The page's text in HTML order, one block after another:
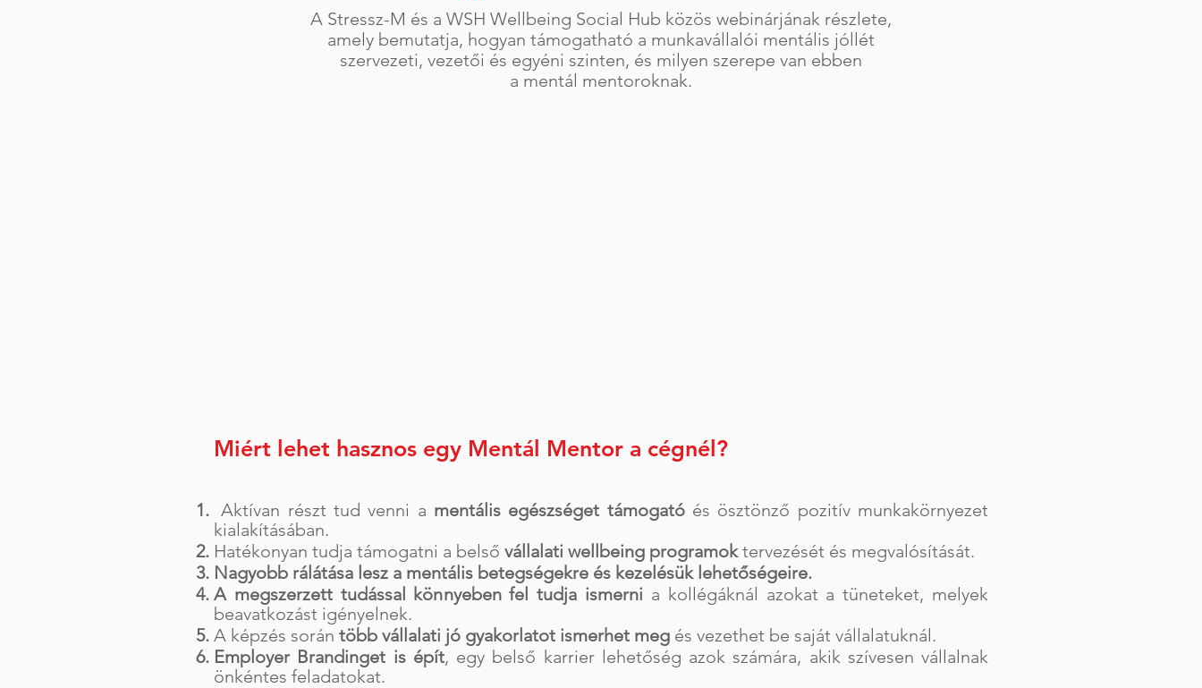
A Stressz-M és a WSH Wellbeing Social Hub közös webinárjának részlete,
amely bemutatja, hogyan támogatható a munkavállalói mentális jóllét
szervezeti, vezetői és egyéni szinten, és milyen szerepe van ebben
a mentál mentoroknak.
Miért lehet hasznos egy Mentál Mentor a cégnél?
Aktívan részt tud venni a mentális egészséget támogatóés ösztönző pozitív munkakörnyezet
kialakításában.
Hatékonyan tudja támogatni a belső vállalati wellbeing programoktervezését és megvalósítását.
Nagyobb rálátása lesz a mentális betegségekre és kezelésük lehetőségeire.
A megszerzett tudással könnyeben fel tudja ismerni a kollégáknál azokat a tüneteket, melyek
beavatkozást igényelnek.
A képzés során több vállalati jó gyakorlatot ismerhet meg és vezethet be saját vállalatuknál.
Employer Brandinget is épít, egy belső karrier lehetőség azok számára, akik szívesen vállalnak
önkéntes feladatokat.